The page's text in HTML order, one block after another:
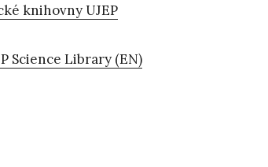
knihovny UJEP
Science Library (EN)